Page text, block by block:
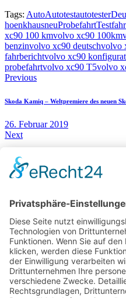
Tags: AutoAutotestautotester
hoenkhausneuProbefahrt
xc90 100 kmvolvo xc90 100km
benzinvolvo xc90 deutschvolvo
fahrberichtvolvo xc90
probefahrtvolvo xc90 T5volvo
Beitragsnavigation
Previous
Skoda Kamiq – Weltpremiere des neuen
26. Februar 2019
Next
Genf 2019: Weltpremiere des Mercedes
6. März 2019
You May Also Like
23. Oktober 2022
BMW i4 eDrive40 Gran Coupé – Elektro
21. Dezember 2015